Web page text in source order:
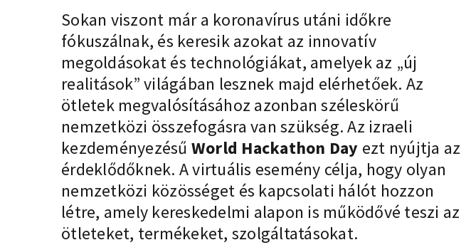
Sokan viszont már a koronavírus utáni időkre
fókuszálnak, és keresik azokat az innovatív
megoldásokat és technológiákat, amelyek az „új
realitások” világában lesznek majd elérhetőek. Az
ötletek megvalósításához azonban széleskörű
nemzetközi összefogásra van szükség. Az izraeli
kezdeményezésű World Hackathon Day ezt nyújtja az
érdeklődőknek. A virtuális esemény célja, hogy olyan
nemzetközi közösséget és kapcsolati hálót hozzon
létre, amely kereskedelmi alapon is működővé teszi az
ötleteket, termékeket, szolgáltatásokat.